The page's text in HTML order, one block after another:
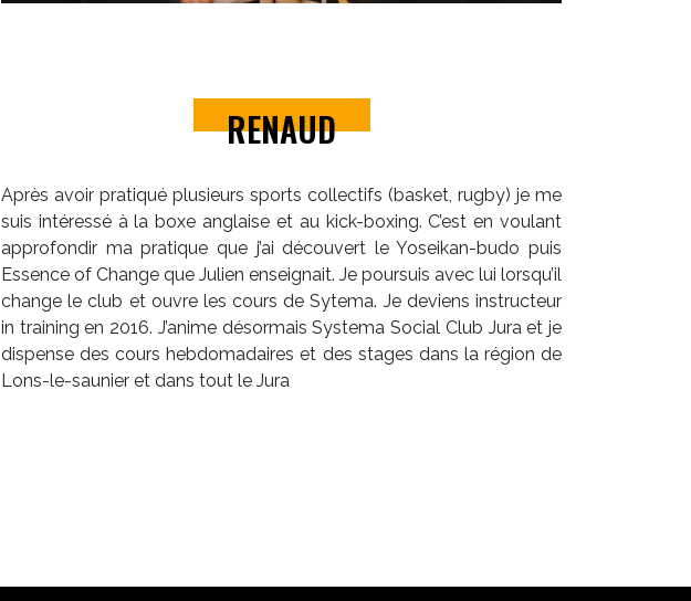
RENAUD
Après avoir pratiqué plusieurs sports collectifs (basket, rugby) je me
suis intéressé à la boxe anglaise et au kick-boxing. C’est en voulant
approfondir ma pratique que j’ai découvert le Yoseikan-budo puis
Essence of Change que Julien enseignait. Je poursuis avec lui lorsqu’il
change le club et ouvre les cours de Sytema. Je deviens instructeur
in training en 2016. J’anime désormais Systema Social Club Jura et je
dispense des cours hebdomadaires et des stages dans la région de
Lons-le-saunier et dans tout le Jura